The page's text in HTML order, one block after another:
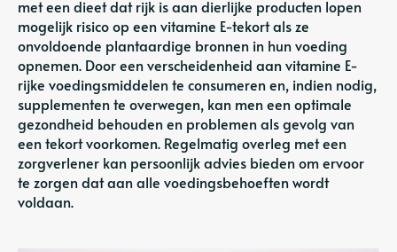
met een dieet dat rijk is aan dierlijke producten lopen
mogelijk risico op een vitamine E-tekort als ze
onvoldoende plantaardige bronnen in hun voeding
opnemen. Door een verscheidenheid aan vitamine E-
rijke voedingsmiddelen te consumeren en, indien nodig,
supplementen te overwegen, kan men een optimale
gezondheid behouden en problemen als gevolg van
een tekort voorkomen. Regelmatig overleg met een
zorgverlener kan persoonlijk advies bieden om ervoor
te zorgen dat aan alle voedingsbehoeften wordt
voldaan.